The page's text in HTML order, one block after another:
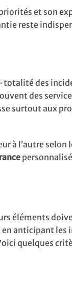
et son
reste
des
des
surtout aux
à l’autre selon
éléments
anticipant les
quelques